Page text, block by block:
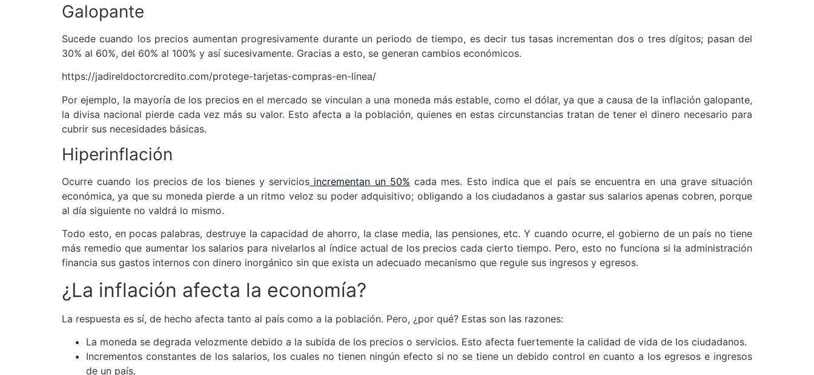
Galopante
Sucede cuando los precios aumentan progresivamente durante un periodo de tiempo, es decir tus tasas incrementan dos o tres dígitos; pasan del
30% al 60%, del 60% al 100% y así sucesivamente. Gracias a esto, se generan cambios económicos.
https://jadireldoctorcredito.com/protege-tarjetas-compras-en-linea/
Por ejemplo, la mayoría de los precios en el mercado se vinculan a una moneda más estable, como el dólar, ya que a causa de la inflación galopante,
la divisa nacional pierde cada vez más su valor. Esto afecta a la población, quienes en estas circunstancias tratan de tener el dinero necesario para
cubrir sus necesidades básicas.
Hiperinflación
Ocurre cuando los precios de los bienes y servicios incrementan un 50% cada mes. Esto indica que el país se encuentra en una grave situación
económica, ya que su moneda pierde a un ritmo veloz su poder adquisitivo; obligando a los ciudadanos a gastar sus salarios apenas cobren, porque
al día siguiente no valdrá lo mismo.
Todo esto, en pocas palabras, destruye la capacidad de ahorro, la clase media, las pensiones, etc. Y cuando ocurre, el gobierno de un país no tiene
más remedio que aumentar los salarios para nivelarlos al índice actual de los precios cada cierto tiempo. Pero, esto no funciona si la administración
financia sus gastos internos con dinero inorgánico sin que exista un adecuado mecanismo que regule sus ingresos y egresos.
¿La inflación afecta la economía?
La respuesta es sí, de hecho afecta tanto al país como a la población. Pero, ¿por qué? Estas son las razones:
La moneda se degrada velozmente debido a la subida de los precios o servicios. Esto afecta fuertemente la calidad de vida de los ciudadanos.
Incrementos constantes de los salarios, los cuales no tienen ningún efecto si no se tiene un debido control en cuanto a los egresos e ingresos
de un país.